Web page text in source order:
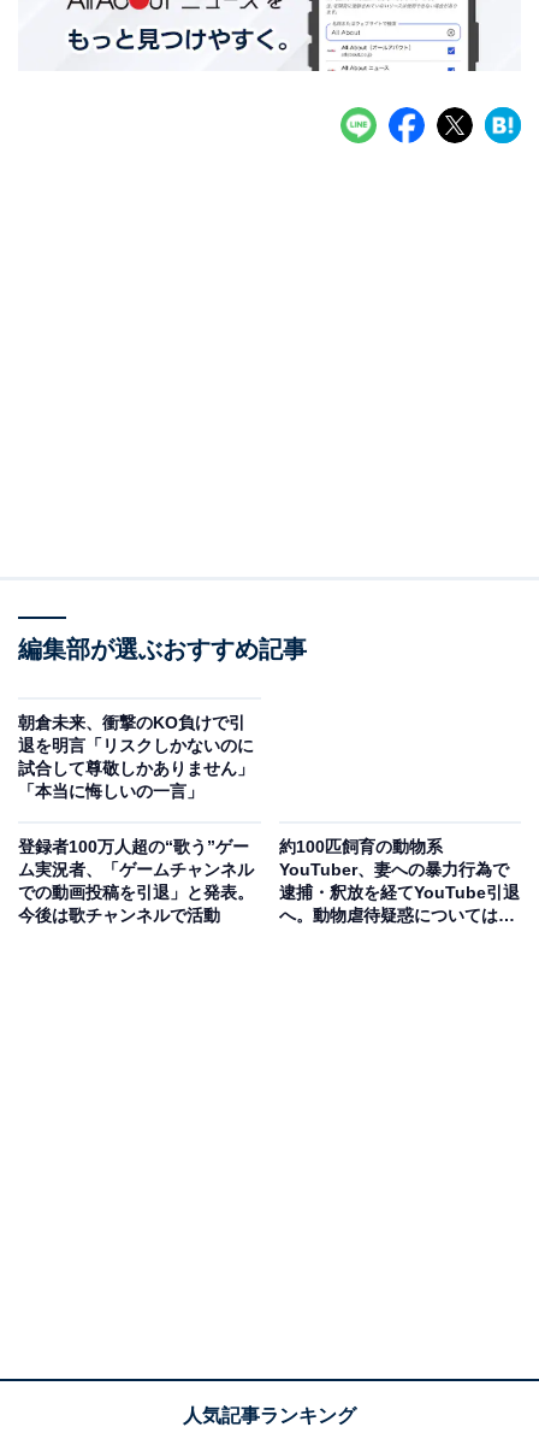
編集部が選ぶおすすめ記事
朝倉未来、衝撃のKO負けで引
退を明言「リスクしかないのに
試合して尊敬しかありません」
「本当に悔しいの一言」
登録者100万人超の“歌う”ゲー
ム実況者、「ゲームチャンネル
での動画投稿を引退」と発表。
今後は歌チャンネルで活動
約100匹飼育の動物系
YouTuber、妻への暴力行為で
逮捕・釈放を経てYouTube引退
へ。動物虐待疑惑については